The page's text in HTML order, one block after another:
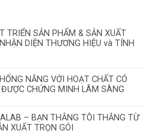
TRIỂN SẢN PHẨM & SẢN XUẤT
DIỆN THƯƠNG HIỆU và TÍNH
NẮNG VỚI HOẠT CHẤT CÓ
CHỨNG MINH LÂM SÀNG
– BẠN THẮNG TÔI THẮNG TỪ
XUẤT TRỌN GÓI